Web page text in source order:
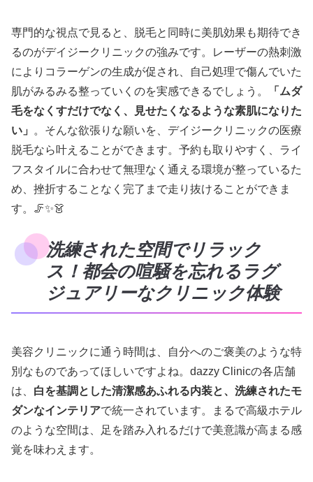
専門的な視点で見ると、脱毛と同時に美肌効果も期待でき
るのがデイジークリニックの強みです。レーザーの熱刺激
によりコラーゲンの生成が促され、自己処理で傷んでいた
肌がみるみる整っていくのを実感できるでしょう。
「ムダ
毛をなくすだけでなく、見せたくなるような素肌になりた
い」
。そんな欲張りな願いを、デイジークリニックの医療
脱毛なら叶えることができます。予約も取りやすく、ライ
フスタイルに合わせて無理なく通える環境が整っているた
め、挫折することなく完了まで走り抜けることができま
す。🦵✨👗
洗練された空間でリラック
ス！都会の喧騒を忘れるラグ
ジュアリーなクリニック体験
美容クリニックに通う時間は、自分へのご褒美のような特
別なものであってほしいですよね。dazzy Clinicの各店舗
は、 白を基調とした清潔感あふれる内装と、洗練されたモ
ダンなインテリアで統一されています。まるで高級ホテル
のような空間は、足を踏み入れるだけで美意識が高まる感
覚を味わえます。